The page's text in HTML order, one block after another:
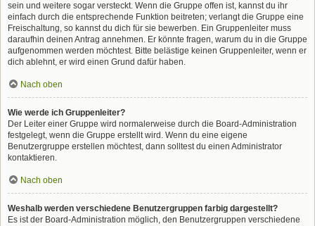
sein und weitere sogar versteckt. Wenn die Gruppe offen ist, kannst du ihr
einfach durch die entsprechende Funktion beitreten; verlangt die Gruppe eine
Freischaltung, so kannst du dich für sie bewerben. Ein Gruppenleiter muss
daraufhin deinen Antrag annehmen. Er könnte fragen, warum du in die Gruppe
aufgenommen werden möchtest. Bitte belästige keinen Gruppenleiter, wenn er
dich ablehnt, er wird einen Grund dafür haben.
Nach oben
Wie werde ich Gruppenleiter?
Der Leiter einer Gruppe wird normalerweise durch die Board-Administration
festgelegt, wenn die Gruppe erstellt wird. Wenn du eine eigene
Benutzergruppe erstellen möchtest, dann solltest du einen Administrator
kontaktieren.
Nach oben
Weshalb werden verschiedene Benutzergruppen farbig dargestellt?
Es ist der Board-Administration möglich, den Benutzergruppen verschiedene